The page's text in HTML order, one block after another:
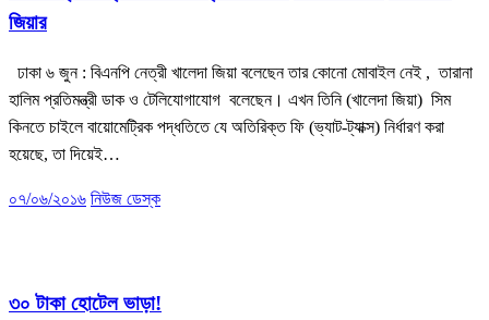
জিয়ার
ঢাকা ৬ জুন : বিএনপি নেত্রী খালেদা জিয়া বলেছেন তার কোনো মোবাইল নেই , তারানা
হালিম প্রতিমন্ত্রী ডাক ও টেলিযোগাযোগ বলেছেন। এখন তিনি (খালেদা জিয়া) সিম
কিনতে চাইলে বায়োমেট্রিক পদ্ধতিতে যে অতিরিক্ত ফি (ভ্যাট-ট্যাক্স) নির্ধারণ করা
হয়েছে, তা দিয়েই…
০৭/০৬/২০১৬ নিউজ ডেস্ক
৩০ টাকা হোটেল ভাড়া!